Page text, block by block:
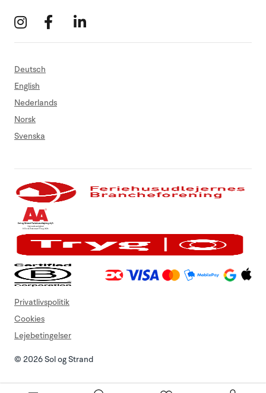
Deutsch
English
Nederlands
Norsk
Svenska
© 2026 Sol og Strand
Privatlivspolitik
Cookies
Lejebetingelser